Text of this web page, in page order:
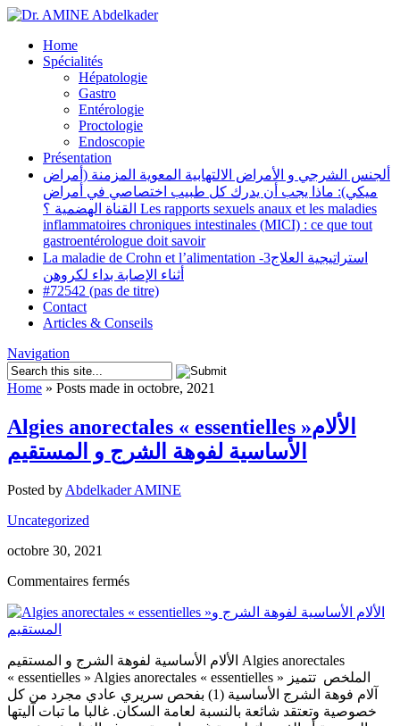
Home
Spécialités
Hépatologie
Gastro
Entérologie
Proctologie
Endoscopie
Présentation
ألجنس الشرجي و الأمراض الالتهابية المعوية المزمنة (أمراض
ميكي): ماذا يجب أن يدرك كل طبيب اختصاصي في أمراض
القناة الهضمية ؟ Les rapports sexuels anaux et les maladies
inflammatoires chroniques intestinales (MICI) : ce que tout
gastroentérologue doit savoir
La maladie de Crohn et l’alimentation -3استراتيجية العلاج
أثناء الإصابة بداء لكروهن
#72542 (pas de titre)
Contact
Articles & Conseils
Navigation
Home » Posts made in octobre, 2021
Algies anorectales « essentielles »الألام
الأساسية لفوهة الشرج و المستقيم
Posted by Abdelkader AMINE
Uncategorized
octobre 30, 2021
Commentaires ferméssur
anorectales
لفوهة
الشرج
و
المستقيم
الألام الأساسية لفوهة الشرج و المستقيم Algies anorectales
« essentielles » Algies anorectales « essentielles » الملخص تتميز
آلام فوهة الشرج الأساسية (1) بفحص سريري عادي مجرد من كل
خصوصية وتعتقد شائعة بالنسبة لعامة السكان. غالبا ما تبات آليتها